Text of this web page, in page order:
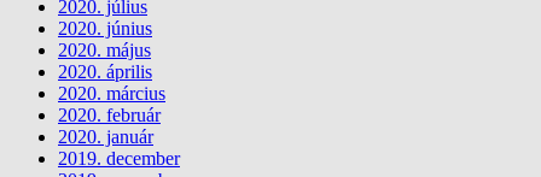
2020. július
2020. június
2020. május
2020. április
2020. március
2020. február
2020. január
2019. december